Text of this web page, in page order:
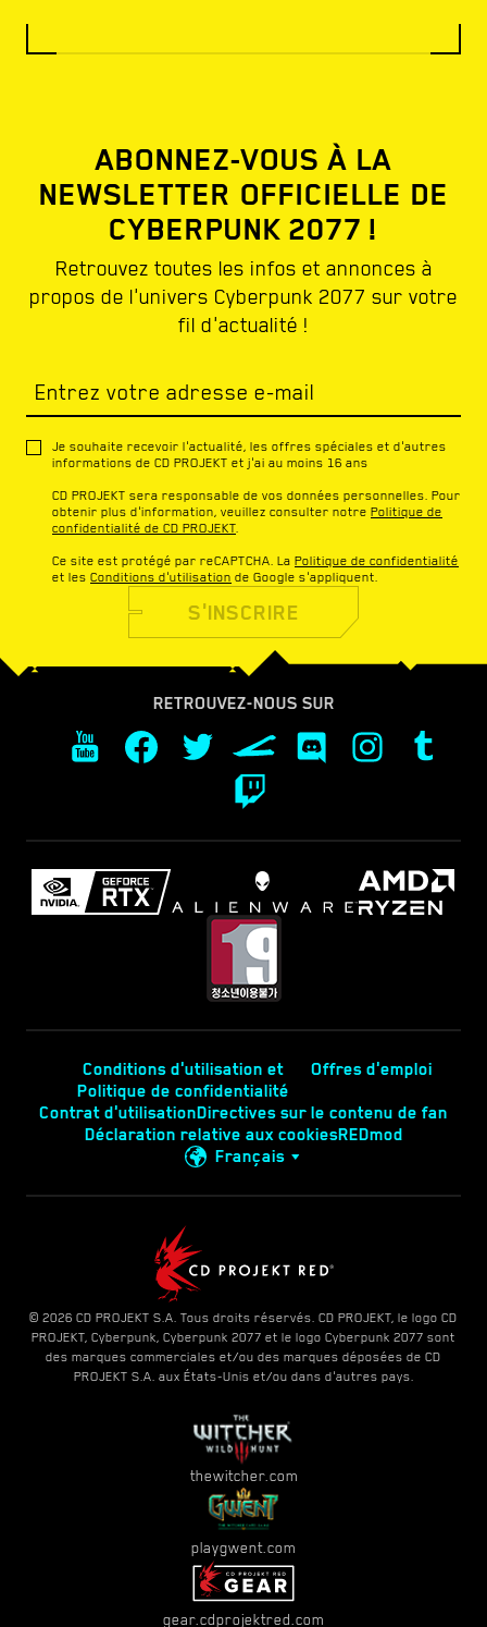
ABONNEZ-VOUS À LA
NEWSLETTER OFFICIELLE DE
CYBERPUNK 2077 !
Retrouvez toutes les infos et annonces à
propos de l'univers Cyberpunk 2077 sur votre
fil d'actualité !
Entrez votre adresse e-mail
Je souhaite recevoir l'actualité, les offres spéciales et d'autres
informations de CD PROJEKT et j'ai au moins 16 ans
CD PROJEKT sera responsable de vos données personnelles. Pour
obtenir plus d'information, veuillez consulter notre Politique de
confidentialité de CD PROJEKT
Ce site est protégé par reCAPTCHA. La Politique de confidentialité
et les Conditions d'utilisation de Google s'appliquent.
S'INSCRIRE
RETROUVEZ-NOUS SUR
Conditions d'utilisation et
Politique de confidentialité
Offres d'emploi
Contrat d'utilisationDirectives sur le contenu de fan
Déclaration relative aux cookiesREDmod
Français
© 2026 CD PROJEKT S.A. Tous droits réservés. CD PROJEKT, le logo CD
PROJEKT, Cyberpunk, Cyberpunk 2077 et le logo Cyberpunk 2077 sont
des marques commerciales et/ou des marques déposées de CD
PROJEKT S.A. aux États-Unis et/ou dans d'autres pays.
thewitcher.com
playgwent.com
gear.cdprojektred.com